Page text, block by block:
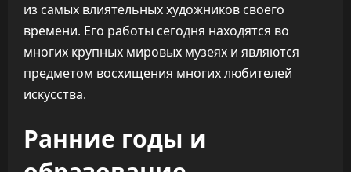
из самых влиятельных художников своего
времени. Его работы сегодня находятся во
многих крупных мировых музеях и являются
предметом восхищения многих любителей
искусства.
Ранние годы и